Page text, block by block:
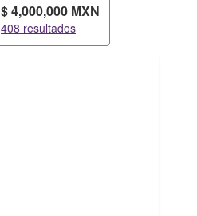
$ 4,000,000 MXN
408 resultados